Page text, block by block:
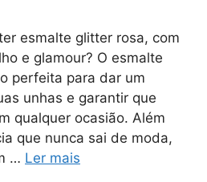
esmalte glitter rosa, com
e glamour? O esmalte
perfeita para dar um
unhas e garantir que
qualquer ocasião. Além
que nunca sai de moda,
… Ler mais